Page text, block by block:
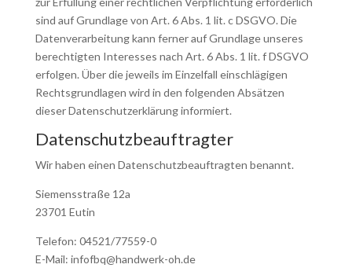
sind auf Grundlage von Art. 6 Abs. 1 lit. c DSGVO. Die
Datenverarbeitung kann ferner auf Grundlage unseres
berechtigten Interesses nach Art. 6 Abs. 1 lit. f DSGVO
erfolgen. Über die jeweils im Einzelfall einschlägigen
Rechtsgrundlagen wird in den folgenden Absätzen
dieser Datenschutzerklärung informiert.
Datenschutz­beauftragter
Wir haben einen Datenschutzbeauftragten benannt.
Siemensstraße 12a
23701 Eutin
Telefon: 04521/77559-0
E-Mail: infofbq@handwerk-oh.de